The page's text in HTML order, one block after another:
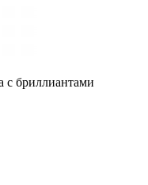
с бриллиантами